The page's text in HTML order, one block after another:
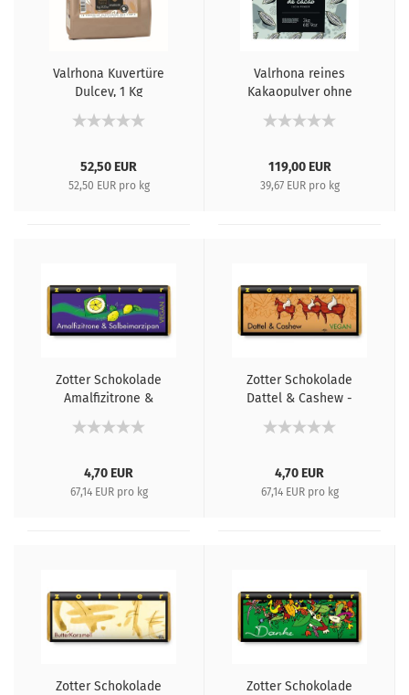
Valrhona Kuvertüre
Dulcey, 1 Kg
52,50 EUR
52,50 EUR pro kg
Valrhona reines
Kakaopulver ohne
119,00 EUR
39,67 EUR pro kg
Zotter Schokolade
Amalfizitrone &
vegan
4,70 EUR
67,14 EUR pro kg
Zotter Schokolade
Dattel & Cashew -
4,70 EUR
67,14 EUR pro kg
Zotter Schokolade
Zotter Schokolade